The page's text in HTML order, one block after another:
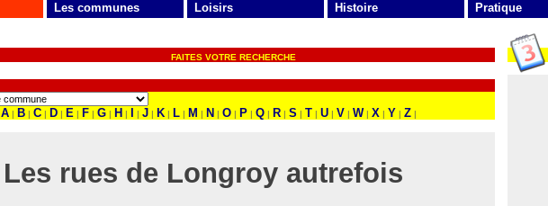
Les communes Loisirs Histoire Pratique
FAITES VOTRE RECHERCHE
A | B | C | D | E | F | G | H | | J | K | L | M | N | O | P | Q | R | S | T | U | V | W | X | Y | Z |
Les rues de Longroy autrefois